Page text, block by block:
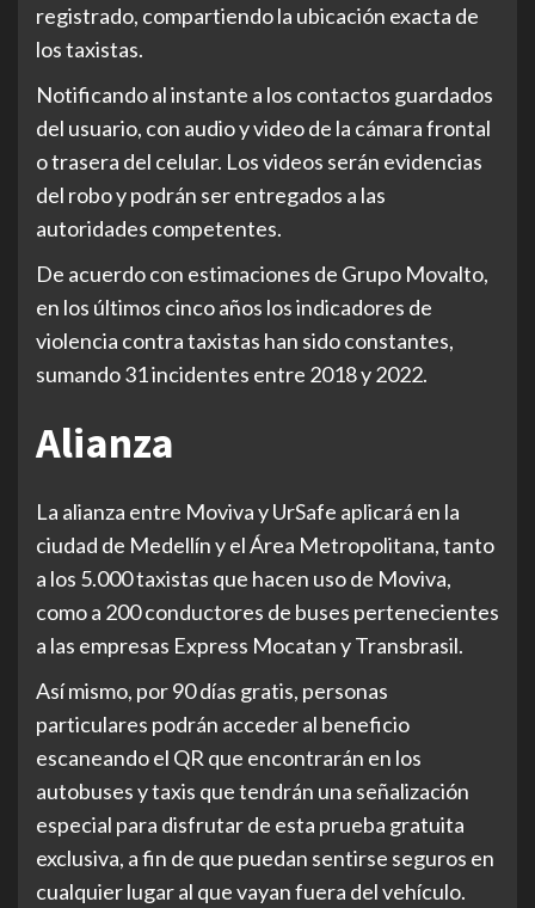
registrado, compartiendo la ubicación exacta de
los taxistas.
Notificando al instante a los contactos guardados
del usuario, con audio y video de la cámara frontal
o trasera del celular. Los videos serán evidencias
del robo y podrán ser entregados a las
autoridades competentes.
De acuerdo con estimaciones de Grupo Movalto,
en los últimos cinco años los indicadores de
violencia contra taxistas han sido constantes,
sumando 31 incidentes entre 2018 y 2022.
Alianza
La alianza entre Moviva y UrSafe aplicará en la
ciudad de Medellín y el Área Metropolitana, tanto
a los 5.000 taxistas que hacen uso de Moviva,
como a 200 conductores de buses pertenecientes
a las empresas Express Mocatan y Transbrasil.
Así mismo, por 90 días gratis, personas
particulares podrán acceder al beneficio
escaneando el QR que encontrarán en los
autobuses y taxis que tendrán una señalización
especial para disfrutar de esta prueba gratuita
exclusiva, a fin de que puedan sentirse seguros en
cualquier lugar al que vayan fuera del vehículo.